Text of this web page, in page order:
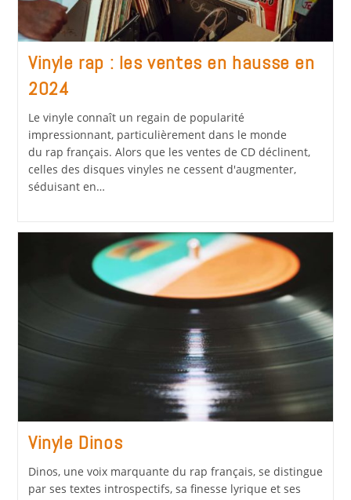
Vinyle rap : les ventes en hausse en
2024
Le vinyle connaît un regain de popularité
impressionnant, particulièrement dans le monde
du rap français. Alors que les ventes de CD déclinent,
celles des disques vinyles ne cessent d'augmenter,
séduisant en…
Vinyle Dinos
Dinos, une voix marquante du rap français, se distingue
par ses textes introspectifs, sa finesse lyrique et ses